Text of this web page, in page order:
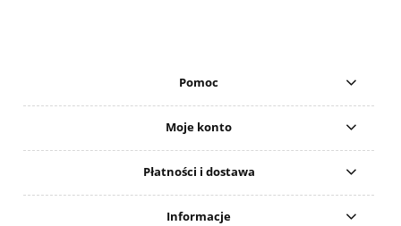
Pomoc
Moje konto
Płatności i dostawa
Informacje